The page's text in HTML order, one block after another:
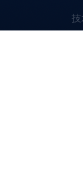
技